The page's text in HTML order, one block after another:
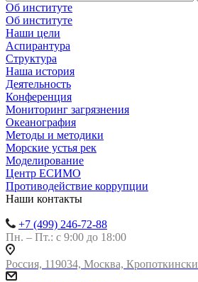
Об институте
Об институте
Наши цели
Аспирантура
Структура
Наша история
Деятельность
Конференция
Мониторинг загрязнения
Океанография
Методы и методики
Морские устья рек
Моделирование
Центр ЕСИМО
Противодействие коррупции
Наши контакты
+7 (499) 246-72-88
Пн. – Пт.: с 9:00 до 18:00
Россия, 119034, Москва,